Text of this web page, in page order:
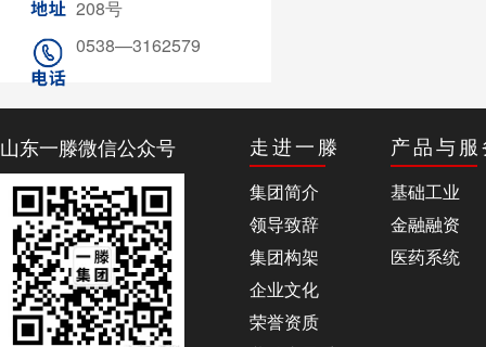
208号
0538—3162579
山东一滕微信公众号 走进一滕
集团简介
领导致辞
集团构架
企业文化
荣誉资质
产品与
基础工业
金融融资
医药系统